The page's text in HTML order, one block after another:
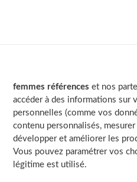
Boire
Bouteilles à
À chacun son
Enfants
femmes références et nos
accéder à des informations sur
personnelles (comme vos
contenu personnalisés,
développer et améliorer les
Vous pouvez paramétrer vos
légitime est utilisé.